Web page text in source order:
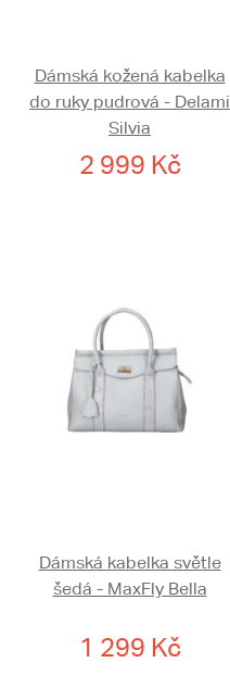
Dámská kožená kabelka
do ruky pudrová - Delami
Silvia
2 999 Kč
Dámská kabelka světle
šedá - MaxFly Bella
1 299 Kč